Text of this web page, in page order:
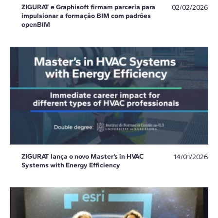
ZIGURAT e Graphisoft firmam parceria para
impulsionar a formação BIM com padrões
openBIM
02/02/2026
ZIGURAT lança o novo Master’s in HVAC
Systems with Energy Efficiency
14/01/2026